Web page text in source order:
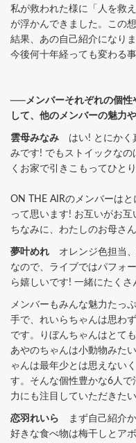
私が救われた様に「人を救
が浮かんできました。この
結果、あの自己紹介になり
今後何十年経っても変わる
──メンバーそれぞれの個性
して、他のメンバーの魅力
雲母みなみ はい! とにかく
みです! でもストイックなの
くお家で引きこもってひと
ON THE AIRのメンバーは
って思います! お互いがお
ちなみに、わたしのお母さ
夢叶めれ オレンジ色担当
なので、ライブではパフォ
ら嬉しいです! 一緒にたく
メンバーもみんな魅力たっ
手で、れいらちゃんは思わ
です。りぼんちゃんはとて
あやのちゃんは小動物みた
ゃんは最年少とは思えない
す。そんな個性豊かな6人
力にも注目していただきた
恋羽れいら
まず自己紹介
好きな食べ物は梅干しとア